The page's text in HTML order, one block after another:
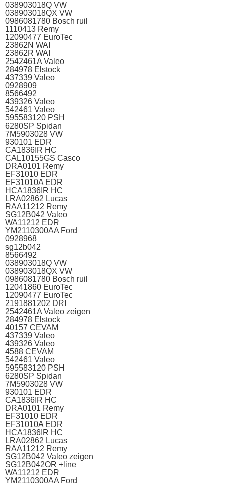
038903018Q VW
038903018QX VW
0986081780 Bosch ruil
1110413 Remy
12090477 EuroTec
23862N WAI
23862R WAI
2542461A Valeo
284978 Elstock
437339 Valeo
0928909
8566492
439326 Valeo
542461 Valeo
595583120 PSH
6280SP Spidan
7M5903028 VW
930101 EDR
CA1836IR HC
CAL10155GS Casco
DRA0101 Remy
EF31010 EDR
EF31010A EDR
HCA1836IR HC
LRA02862 Lucas
RAA11212 Remy
SG12B042 Valeo
WA11212 EDR
YM2110300AA Ford
0928968
sg12b042
8566492
038903018Q VW
038903018QX VW
0986081780 Bosch ruil
12041860 EuroTec
12090477 EuroTec
2191881202 DRI
2542461A Valeo zeigen
284978 Elstock
40157 CEVAM
437339 Valeo
439326 Valeo
4588 CEVAM
542461 Valeo
595583120 PSH
6280SP Spidan
7M5903028 VW
930101 EDR
CA1836IR HC
DRA0101 Remy
EF31010 EDR
EF31010A EDR
HCA1836IR HC
LRA02862 Lucas
RAA11212 Remy
SG12B042 Valeo zeigen
SG12B042OR +line
WA11212 EDR
YM2110300AA Ford